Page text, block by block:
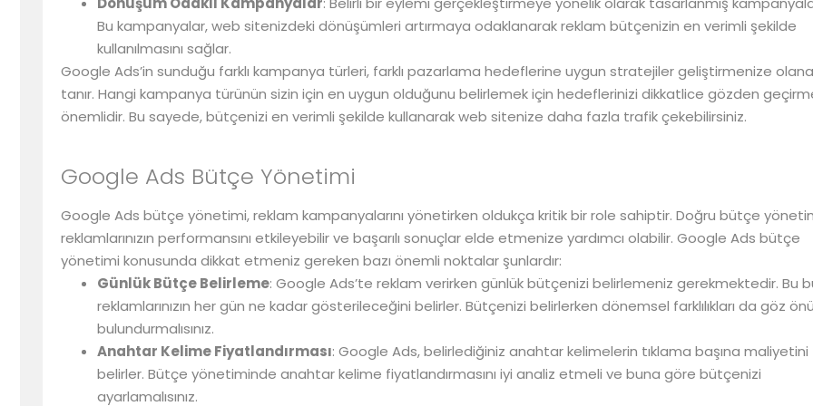
Bu kampanyalar, web sitenizdeki dönüşümleri artırmaya odaklanarak reklam bütçenizin en verimli şekilde
kullanılmasını sağlar.
Google Ads’in sunduğu farklı kampanya türleri, farklı pazarlama hedeflerine uygun stratejiler geliştirmenize
tanır. Hangi kampanya türünün sizin için en uygun olduğunu belirlemek için hedeflerinizi dikkatlice gözden
önemlidir. Bu sayede, bütçenizi en verimli şekilde kullanarak web sitenize daha fazla trafik çekebilirsiniz.
Google Ads Bütçe Yönetimi
Google Ads bütçe yönetimi, reklam kampanyalarını yönetirken oldukça kritik bir role sahiptir. Doğru bütçe
reklamlarınızın performansını etkileyebilir ve başarılı sonuçlar elde etmenize yardımcı olabilir. Google Ads bütçe
yönetimi konusunda dikkat etmeniz gereken bazı önemli noktalar şunlardır:
Günlük Bütçe Belirleme: Google Ads’te reklam verirken günlük bütçenizi belirlemeniz gerekmektedir. Bu
reklamlarınızın her gün ne kadar gösterileceğini belirler. Bütçenizi belirlerken dönemsel farklılıkları da göz
bulundurmalısınız.
Anahtar Kelime Fiyatlandırması: Google Ads, belirlediğiniz anahtar kelimelerin tıklama başına maliyetini
belirler. Bütçe yönetiminde anahtar kelime fiyatlandırmasını iyi analiz etmeli ve buna göre bütçenizi
ayarlamalısınız.